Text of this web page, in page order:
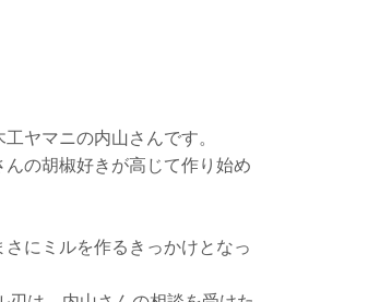
ヤマニの内山さんです。
の胡椒好きが高じて作り始め
にミルを作るきっかけとなっ